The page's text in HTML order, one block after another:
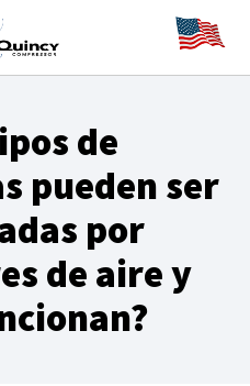
de
pueden ser
por
de aire y